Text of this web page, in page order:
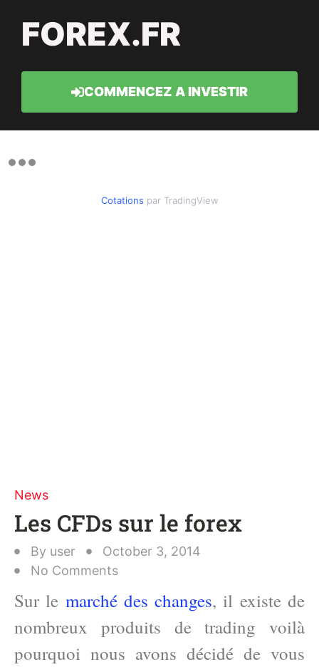
FOREX.FR
COMMENCEZ A INVESTIR
Cotations par TradingView
News
Les CFDs sur le forex
By user
October 3, 2014
No Comments
Sur le marché des changes, il existe de
nombreux produits de trading voilà
pourquoi nous avons décidé de vous